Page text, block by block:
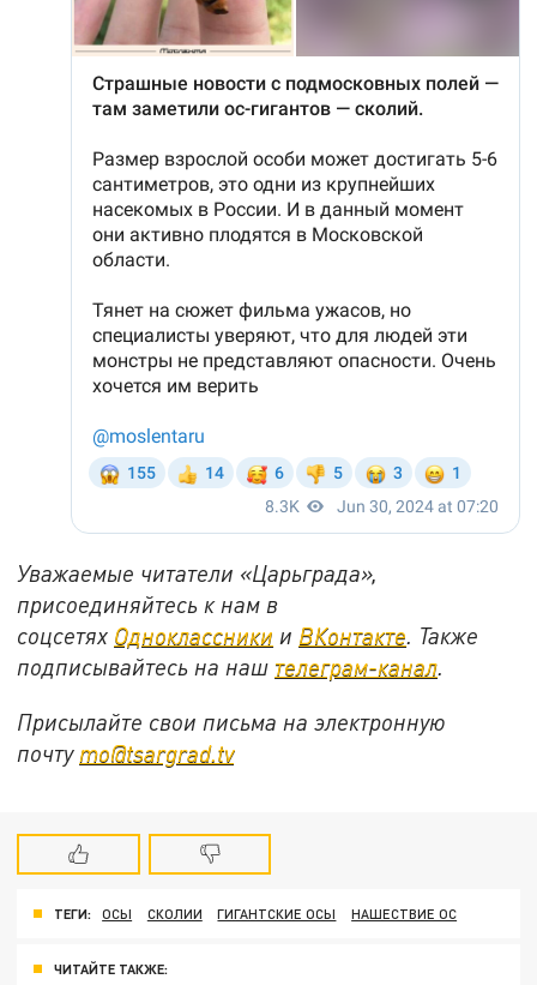
Уважаемые читатели «Царьграда»,
присоединяйтесь к нам в
соцсетях Одноклассники и ВКонтакте. Также
подписывайтесь на наш телеграм-канал.
Присылайте свои письма на электронную
почту mo@tsargrad.tv
ТЕГИ: ОСЫ СКОЛИИ ГИГАНТСКИЕ ОСЫ НАШЕСТВИЕ ОС
ЧИТАЙТЕ ТАКЖЕ: